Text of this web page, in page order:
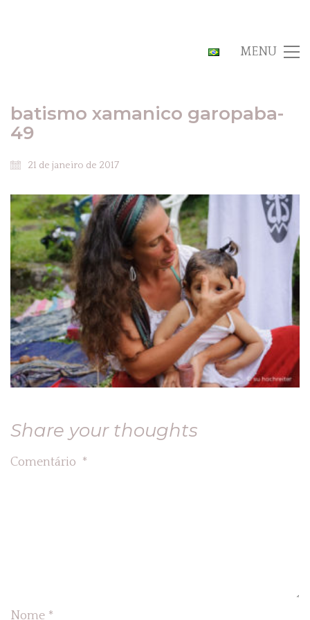
MENU
batismo xamanico garopaba-
49
21 de janeiro de 2017
Share your thoughts
Comentário *
Nome *